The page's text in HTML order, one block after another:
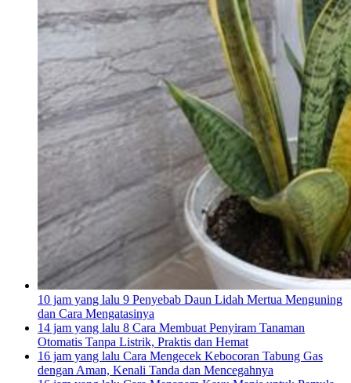
10 jam yang lalu 9 Penyebab Daun Lidah Mertua Menguning
dan Cara Mengatasinya
14 jam yang lalu 8 Cara Membuat Penyiram Tanaman
Otomatis Tanpa Listrik, Praktis dan Hemat
16 jam yang lalu Cara Mengecek Kebocoran Tabung Gas
dengan Aman, Kenali Tanda dan Mencegahnya